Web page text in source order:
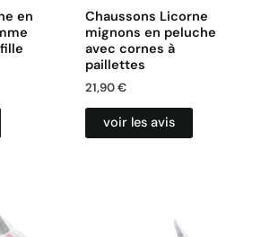
en
Chaussons Licorne
mignons en peluche
avec cornes à
paillettes
21,90€
voir les avis